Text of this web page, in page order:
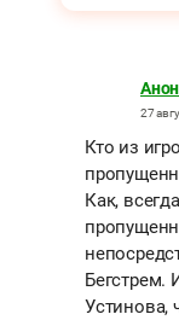
27
Кто из
Как,
Бегстрем.
Устинова,